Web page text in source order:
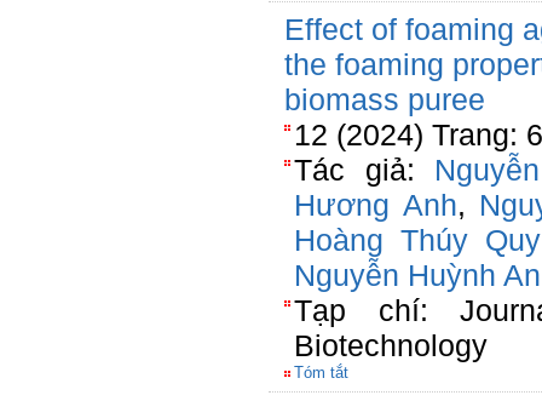
Effect of foaming
the foaming
biomass puree
12 (2024) Trang:
Tác giả:
Hương Anh,
Hoàng Thúy
Nguyễn Huỳnh
Tạp chí:
Biotechnology
Tóm tắt